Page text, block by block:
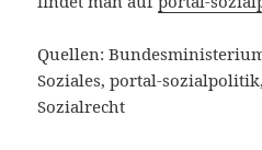
Quellen:
Soziales, portal-
Sozialrecht